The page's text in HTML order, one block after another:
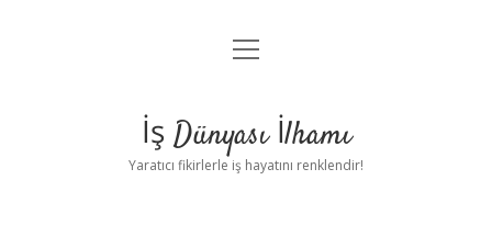
Anasayfa
Yasal Uyarı
menüyü
İş Dünyası İlhamı
Yaratıcı fikirlerle iş hayatını renklendir!